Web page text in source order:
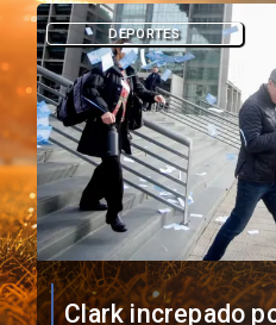
Vozinha firma
DEPORTES